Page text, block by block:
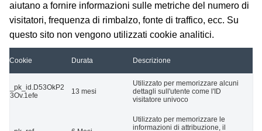
aiutano a fornire informazioni sulle metriche del numero di
visitatori, frequenza di rimbalzo, fonte di traffico, ecc. Su
questo sito non vengono utilizzati cookie analitici.
Cookie Durata Descrizione
_pk_id.D53OkP2
3Ov.1efe
13 mesi
Utilizzato per memorizzare alcuni
dettagli sull'utente come l'ID
visitatore univoco
Utilizzato per memorizzare le
informazioni di attribuzione, il